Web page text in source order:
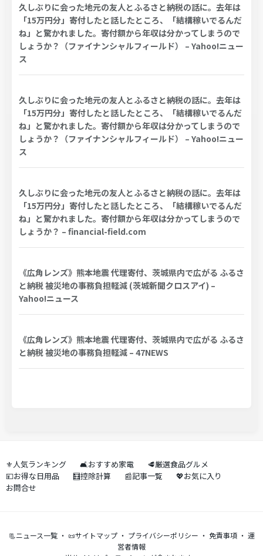
久しぶりに会った地元の友人とふるさと納税の話に。去年は
「15万円分」寄付したと話したところ、「結構稼いでるんだ
ね」と驚かれました。寄付額から年収は分かってしまうので
しょうか？（ファイナンシャルフィールド） – Yahoo!ニュー
ス
久しぶりに会った地元の友人とふるさと納税の話に。去年は
「15万円分」寄付したと話したところ、「結構稼いでるんだ
ね」と驚かれました。寄付額から年収は分かってしまうので
しょうか？（ファイナンシャルフィールド） – Yahoo!ニュー
ス
久しぶりに会った地元の友人とふるさと納税の話に。去年は
「15万円分」寄付したと話したところ、「結構稼いでるんだ
ね」と驚かれました。寄付額から年収は分かってしまうので
しょうか？ – financial-field.com
《広角レンズ》熊本地震 代理寄付、茨城県内で広がる ふるさ
と納税 被災地の事務負担軽減 (茨城新聞クロスアイ) –
Yahoo!ニュース
《広角レンズ》熊本地震 代理寄付、茨城県内で広がる ふるさ
と納税 被災地の事務負担軽減 – 47NEWS
⚜️人気ランキング 🛋️おすすめ家電
🥩厳選食品グルメ
💴お得な日用品
🧮控除計算 📰記事一覧
💖お気に入り
お問合せ
📃ニュース一覧・ 📜サイトマップ・ プライバシーポリシー ・ 免責事項・ 運
営者情報